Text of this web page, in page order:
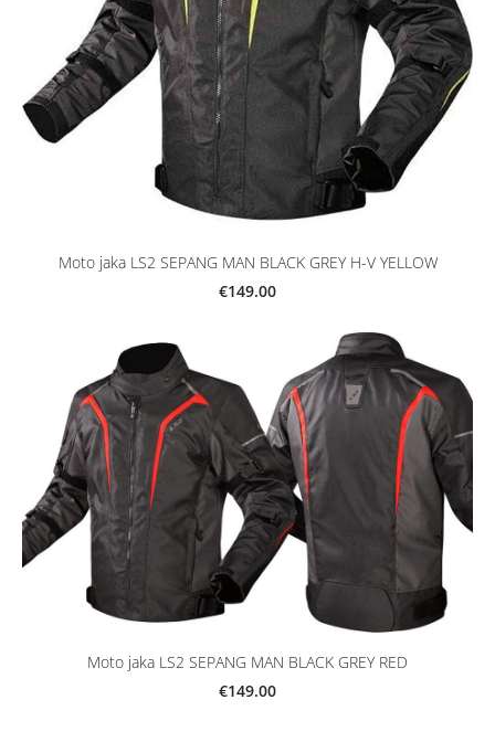
Moto jaka LS2 SEPANG MAN BLACK GREY H-V YELLOW
€149.00
Moto jaka LS2 SEPANG MAN BLACK GREY RED
€149.00